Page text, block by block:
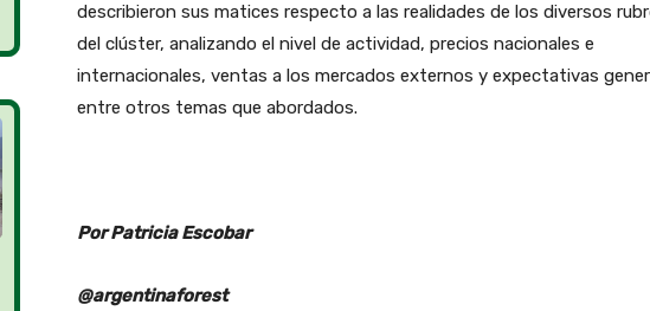
describieron sus matices respecto a las realidades de los diversos
del clúster, analizando el nivel de actividad, precios nacionales e
internacionales, ventas a los mercados externos y expectativas
entre otros temas que abordados.
Por Patricia Escobar
@argentinaforest